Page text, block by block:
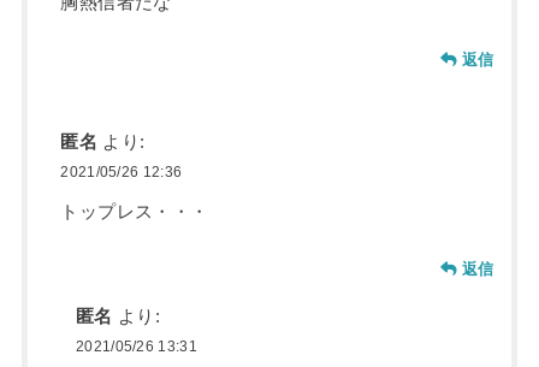
返信
匿名 より:
2021/05/26 12:36
トップレス・・・
返信
匿名 より:
2021/05/26 13:31